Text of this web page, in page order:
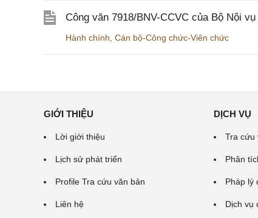
Công văn 7918/BNV-CCVC của Bộ Nội
Hành chính Cán bộ-Công chức-Viên chức
GIỚI THIỆU
Lời giới thiệu
Lịch sử phát triển
Profile Tra cứu văn bản
Liên hệ
DỊCH VỤ
Tra cứu
Phân
Pháp lý
Dịch vụ